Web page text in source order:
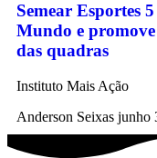
Semear Esportes
Mundo e
das quadras
Instituto Mais Ação
Anderson Seixas junho